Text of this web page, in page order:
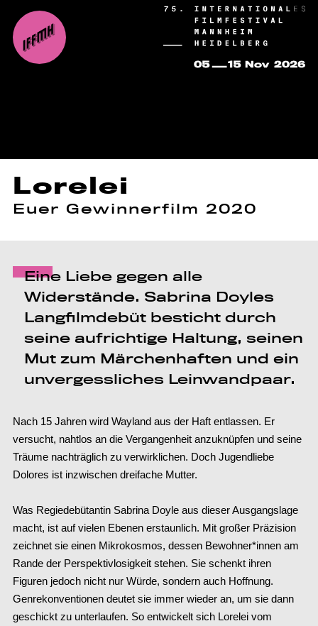
Lorelei
Euer Gewinnerfilm 2020
Eine Liebe gegen alle
Widerstände. Sabrina Doyles
Langfilmdebüt besticht durch
seine aufrichtige Haltung, seinen
Mut zum Märchenhaften und ein
unvergessliches Leinwandpaar.
Nach 15 Jahren wird Wayland aus der Haft entlassen. Er
versucht, nahtlos an die Vergangenheit anzuknüpfen und seine
Träume nachträglich zu verwirklichen. Doch Jugendliebe
Dolores ist inzwischen dreifache Mutter.
Was Regiedebütantin Sabrina Doyle aus dieser Ausgangslage
macht, ist auf vielen Ebenen erstaunlich. Mit großer Präzision
zeichnet sie einen Mikrokosmos, dessen Bewohner*innen am
Rande der Perspektivlosigkeit stehen. Sie schenkt ihren
Figuren jedoch nicht nur Würde, sondern auch Hoffnung.
Genrekonventionen deutet sie immer wieder an, um sie dann
geschickt zu unterlaufen. So entwickelt sich Lorelei vom